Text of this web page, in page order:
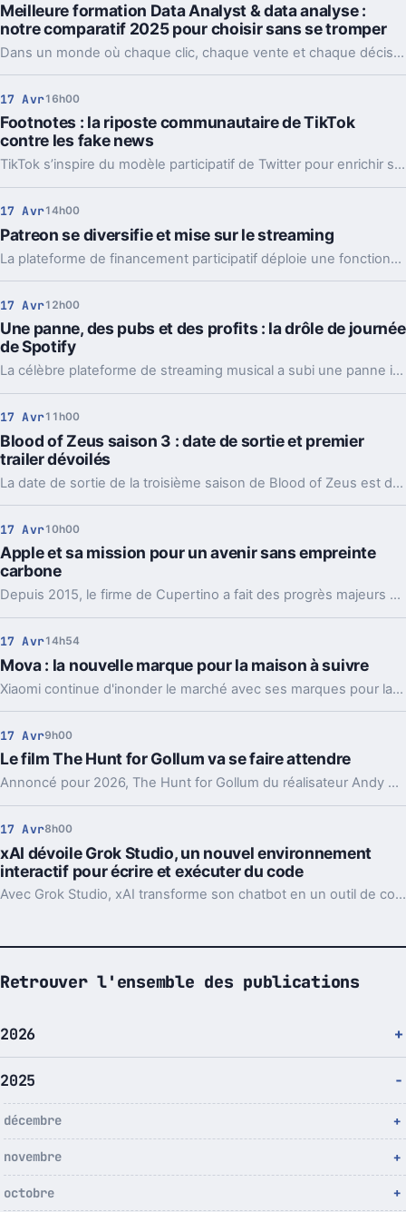
Meilleure formation Data Analyst & data analyse :
notre comparatif 2025 pour choisir sans se tromper
Dans un monde où chaque clic, chaque vente et chaque décision laissent une trace numérique, la donnée est devenue un actif stratégique. Les entreprises ne cherchent plus simplement à collecter des données, elles veulent les comprendre, les exploiter… et surtout en tirer des décisions concrètes. Et c’est là qu’intervient le Data Analyst.
17 Avr16h00
Footnotes : la riposte communautaire de TikTok
contre les fake news
TikTok s’inspire du modèle participatif de Twitter pour enrichir ses outils de vérification et de modération.
17 Avr14h00
Patreon se diversifie et mise sur le streaming
La plateforme de financement participatif déploie une fonctionnalité de livestreaming pour permettre à ses créateurs d’interagir en direct avec leur communauté.
17 Avr12h00
Une panne, des pubs et des profits : la drôle de journée
de Spotify
La célèbre plateforme de streaming musical a subi une panne inattendue, laissant ses utilisateurs sans musique pendant plusieurs heures.
17 Avr11h00
Blood of Zeus saison 3 : date de sortie et premier
trailer dévoilés
La date de sortie de la troisième saison de Blood of Zeus est dévoilée avec une bande annonce.
17 Avr10h00
Apple et sa mission pour un avenir sans empreinte
carbone
Depuis 2015, le firme de Cupertino a fait des progrès majeurs dans la réduction de ses émissions de carbone, visant à atteindre la neutralité carbone d'ici 2030.
17 Avr14h54
Mova : la nouvelle marque pour la maison à suivre
Xiaomi continue d'inonder le marché avec ses marques pour la maison. Après Dreame, voici la toute dernière qui se veut indépendante avec des prix contenus : Mova.
17 Avr9h00
Le film The Hunt for Gollum va se faire attendre
Annoncé pour 2026, The Hunt for Gollum du réalisateur Andy Serkis est finalement retardé.
17 Avr8h00
xAI dévoile Grok Studio, un nouvel environnement
interactif pour écrire et exécuter du code
Avec Grok Studio, xAI transforme son chatbot en un outil de collaboration intelligent au service des contenus numériques.
Retrouver l'ensemble des publications
2026
2025
décembre
novembre
octobre